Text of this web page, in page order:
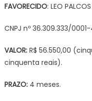
FAVORECIDO: LEO
CNPJ nº 36.309.333/
VALOR:R$ 56.550,00
cinquenta reais).
PRAZO:4 meses.